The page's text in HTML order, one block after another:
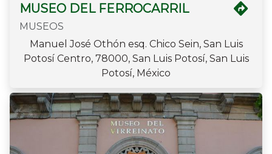
MUSEO DEL FERROCARRIL
MUSEOS
Manuel José Othón esq. Chico Sein, San Luis
Potosí Centro, 78000, San Luis Potosí, San Luis
Potosí, México